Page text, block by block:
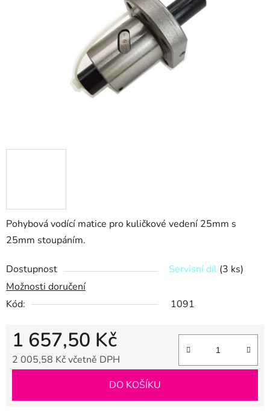
Pohybová vodící matice pro kuličkové vedení 25mm s
25mm stoupáním.
Dostupnost Servisní díl (3 ks)
Možnosti doručení
Kód:
1091
1 657,50 Kč
2 005,58 Kč včetně DPH
DO KOŠÍKU